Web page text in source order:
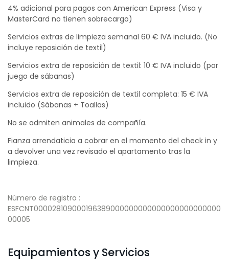
4% adicional para pagos con American Express (Visa y
MasterCard no tienen sobrecargo)
Servicios extras de limpieza semanal 60 € IVA incluido. (No
incluye reposición de textil)
Servicios extra de reposición de textil: 10 € IVA incluido (por
juego de sábanas)
Servicios extra de reposición de textil completa: 15 € IVA
incluido (Sábanas + Toallas)
No se admiten animales de compañía.
Fianza arrendaticia a cobrar en el momento del check in y
a devolver una vez revisado el apartamento tras la
limpieza.
Número de registro :
ESFCNT000028109000196389000000000000000000000000
00005
Equipamientos y Servicios